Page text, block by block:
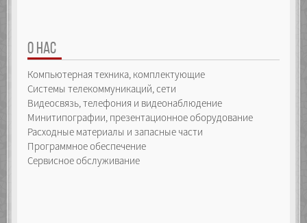
О НАС
Компьютерная техника, комплектующие
Системы телекоммуникаций, сети
Видеосвязь, телефония и видеонаблюдение
Минитипографии, презентационное оборудование
Расходные материалы и запасные части
Программное обеспечение
Сервисное обслуживание